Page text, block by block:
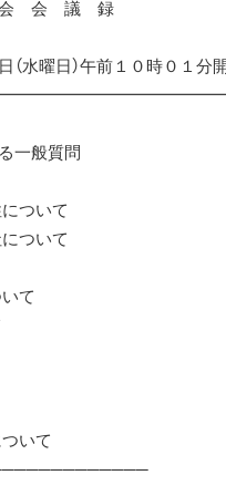
会 議 録
（水曜日）午前１０時０１
一般質問
ついて
ついて
て
いて